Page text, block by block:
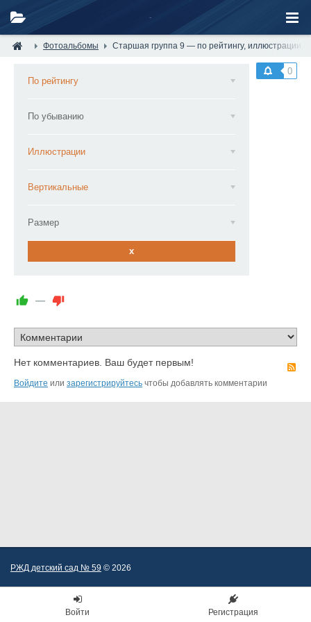
Фотоальбомы Старшая группа 9 — по рейтингу, иллюстрации,
0
По рейтингу
По убыванию
Иллюстрации
Вертикальные
Размер
x
—
Нет комментариев. Ваш будет первым!
Войдите или зарегистрируйтесь чтобы добавлять комментарии
РЖД детский сад № 59 © 2026
Войти Регистрация